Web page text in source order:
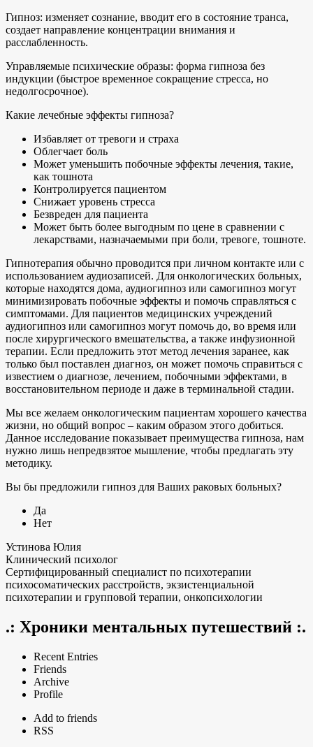
Гипноз: изменяет сознание, вводит его в состояние транса,
создает направление концентрации внимания и
расслабленность.
Управляемые психические образы: форма гипноза без
индукции (быстрое временное сокращение стресса, но
недолгосрочное).
Какие лечебные эффекты гипноза?
Избавляет от тревоги и страха
Облегчает боль
Может уменьшить побочные эффекты лечения, такие,
как тошнота
Контролируется пациентом
Снижает уровень стресса
Безвреден для пациента
Может быть более выгодным по цене в сравнении с
лекарствами, назначаемыми при боли, тревоге, тошноте.
Гипнотерапия обычно проводится при личном контакте или с
использованием аудиозаписей. Для онкологических больных,
которые находятся дома, аудиогипноз или самогипноз могут
минимизировать побочные эффекты и помочь справляться с
симптомами. Для пациентов медицинских учреждений
аудиогипноз или самогипноз могут помочь до, во время или
после хирургического вмешательства, а также инфузионной
терапии. Если предложить этот метод лечения заранее, как
только был поставлен диагноз, он может помочь справиться с
известием о диагнозе, лечением, побочными эффектами, в
восстановительном периоде и даже в терминальной стадии.
Мы все желаем онкологическим пациентам хорошего качества
жизни, но общий вопрос – каким образом этого добиться.
Данное исследование показывает преимущества гипноза, нам
нужно лишь непредвзятое мышление, чтобы предлагать эту
методику.
Вы бы предложили гипноз для Ваших раковых больных?
Да
Нет
Устинова Юлия
Клинический психолог
Сертифицированный специалист по психотерапии
психосоматических расстройств, экзистенциальной
психотерапии и групповой терапии, онкопсихологии
.: Хроники ментальных путешествий :.
Recent Entries
Friends
Archive
Profile
Add to friends
RSS